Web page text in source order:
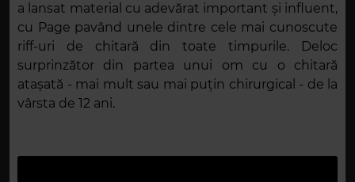
a lansat material cu adevărat important și influent,
cu Page pavând unele dintre cele mai cunoscute
riff-uri de chitară din toate timpurile. Deloc
surprinzător din partea unui om cu o chitară
atașată - mai mult sau mai puțin chirurgical - de la
vârsta de 12 ani.